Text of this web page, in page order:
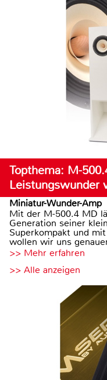
Topthema: M-
Leistungswunder
Miniatur-Wunder-Amp
Mit der M-500.4 MD
Generation seiner
Superkompakt und
wollen wir uns
>> Mehr erfahren
>> Alle anzeigen